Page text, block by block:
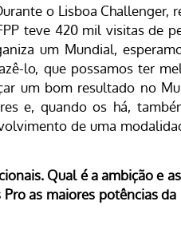
o Lisboa Challenger,
teve 420 mil visitas de
um Mundial,
lo, que possamos ter
um bom resultado no
e, quando os há,
de uma
Qual é a ambição e
as maiores potências